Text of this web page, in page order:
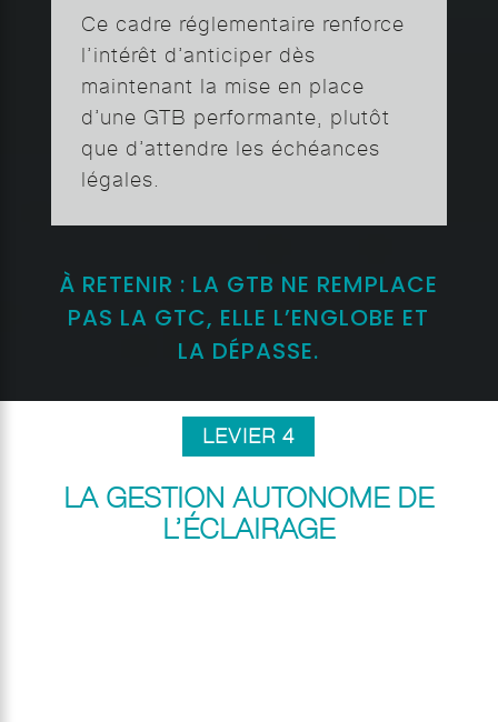
Ce cadre réglementaire renforce
l’intérêt d’anticiper dès
maintenant la mise en place
d’une GTB performante, plutôt
que d’attendre les échéances
légales.
À RETENIR : LA GTB NE REMPLACE
PAS LA GTC, ELLE L’ENGLOBE ET
LA DÉPASSE.
LEVIER 4
LA GESTION AUTONOME DE
L’ÉCLAIRAGE